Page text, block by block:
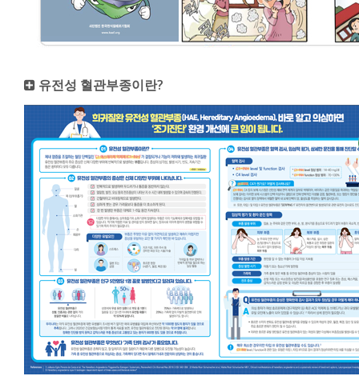
유전성 혈관부종이란?